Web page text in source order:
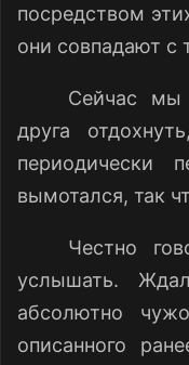
посредством
они совпадают с
Сейчас мы
друга
периодически
вымотался, так
Честно
услышать.
абсолютно
описанного